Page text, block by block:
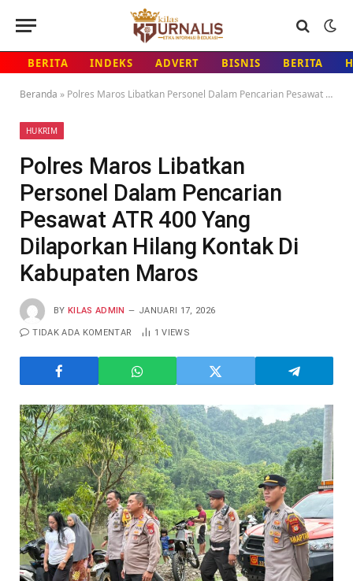
BERITA INDEKS ADVERT BISNIS BERITA
Beranda » Polres Maros Libatkan Personel Dalam Pencarian Pesawat ATR 400 Yang Dilaporkan Hilang Kontak Di Kabupaten Maros
HUKRIM
Polres Maros Libatkan
Personel Dalam Pencarian
Pesawat ATR 400 Yang
Dilaporkan Hilang Kontak Di
Kabupaten Maros
BY KILAS ADMIN JANUARI 17, 2026
TIDAK ADA KOMENTAR 1VIEWS